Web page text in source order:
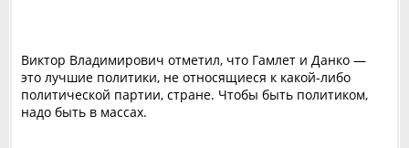
Виктор Владимирович отметил, что Гамлет и Данко —
это лучшие политики, не относящиеся к какой-либо
политической партии, стране. Чтобы быть политиком,
надо быть в массах.